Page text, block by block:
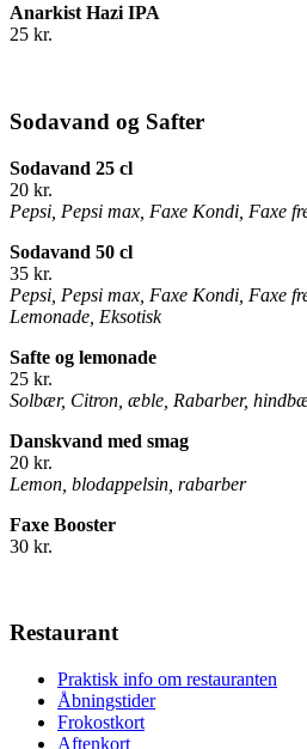
Anarkist Hazi IPA
25 kr.
Sodavand og Safter
Sodavand 25 cl
20 kr.
Pepsi, Pepsi max, Faxe Kondi, Faxe
Sodavand 50 cl
35 kr.
Pepsi, Pepsi max, Faxe Kondi, Faxe
Lemonade, Eksotisk
Safte og lemonade
25 kr.
Solbær, Citron, æble, Rabarber,
Danskvand med smag
20 kr.
Lemon, blodappelsin, rabarber
Faxe Booster
30 kr.
Restaurant
Praktisk info om restauranten
Åbningstider
Frokostkort
Aftenkort